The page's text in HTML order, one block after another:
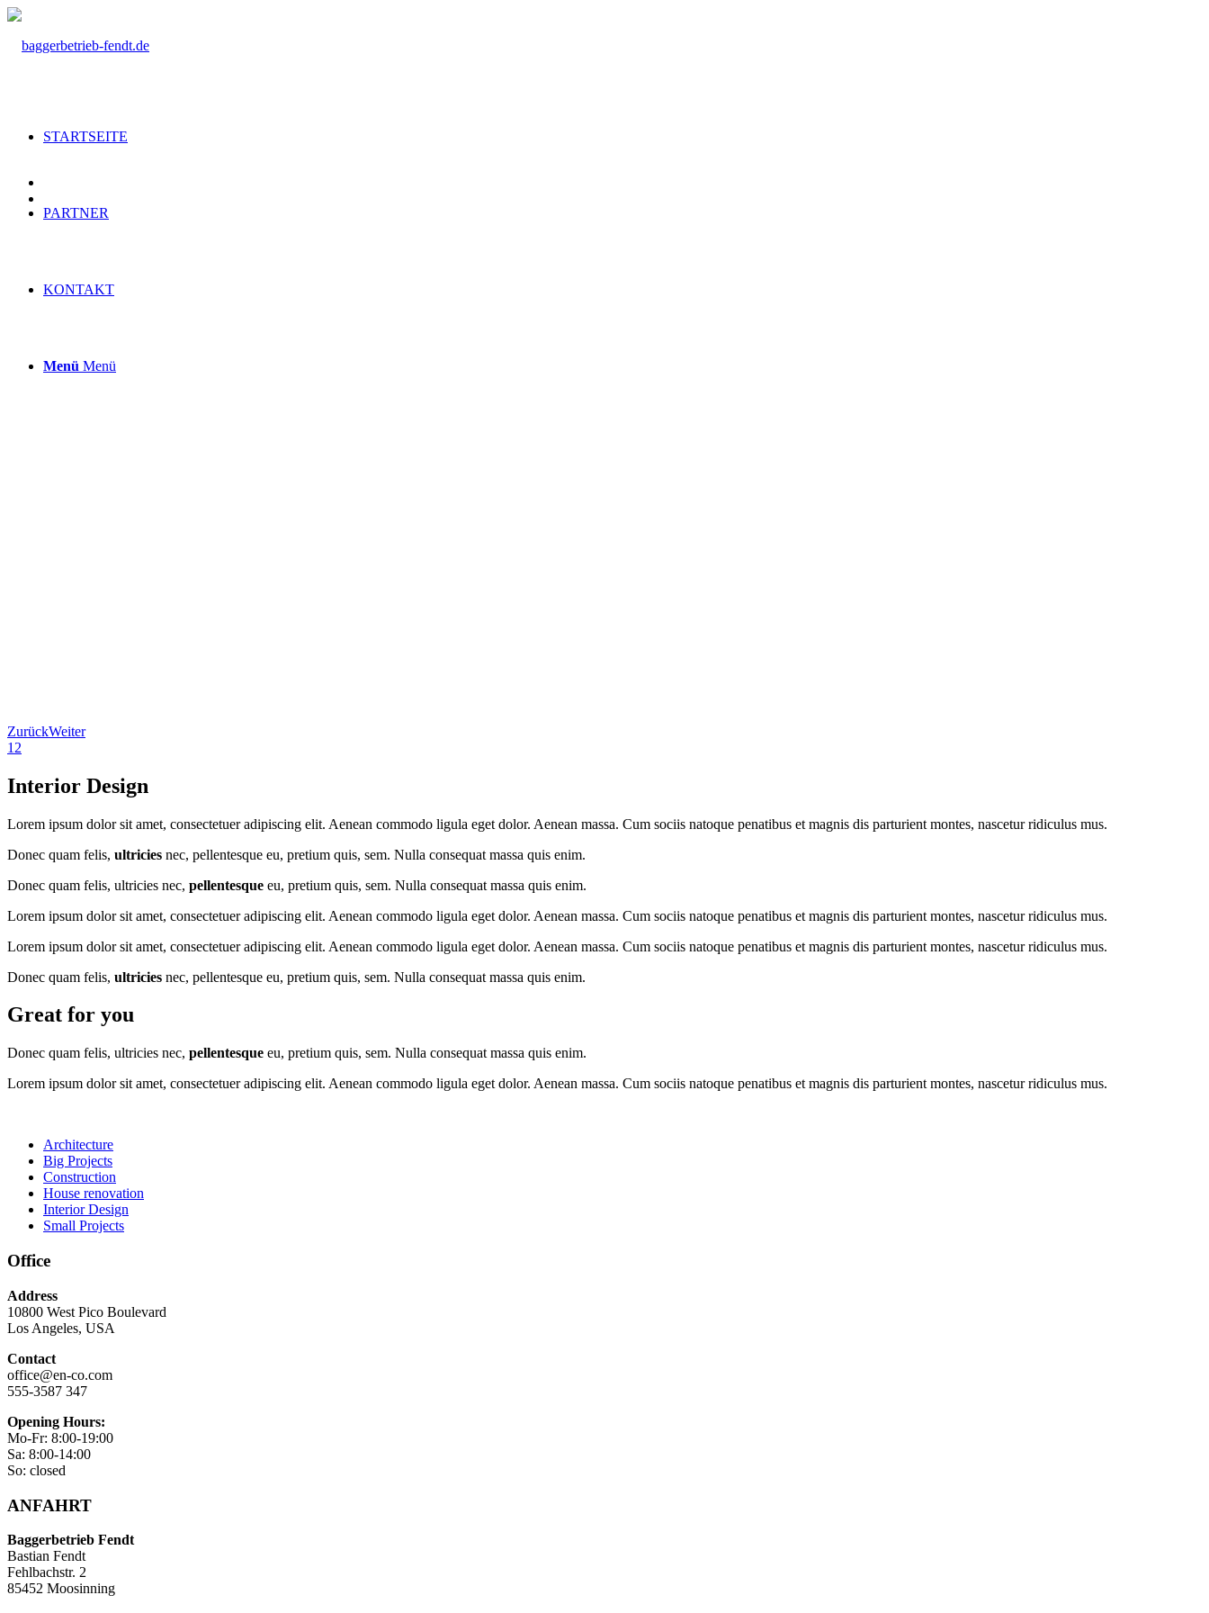
STARTSEITE
PARTNER
KONTAKT
Menü Menü
ZurückWeiter
1 2
Interior Design
Lorem ipsum dolor sit amet, consectetuer adipiscing elit. Aenean commodo ligula eget dolor. Aenean massa. Cum sociis natoque penatibus et magnis dis parturient montes, nascetur ridiculus mus.
Donec quam felis, ultricies nec, pellentesque eu, pretium quis, sem. Nulla consequat massa quis enim.
Donec quam felis, ultricies nec, pellentesque eu, pretium quis, sem. Nulla consequat massa quis enim.
Lorem ipsum dolor sit amet, consectetuer adipiscing elit. Aenean commodo ligula eget dolor. Aenean massa. Cum sociis natoque penatibus et magnis dis parturient montes, nascetur ridiculus mus.
Lorem ipsum dolor sit amet, consectetuer adipiscing elit. Aenean commodo ligula eget dolor. Aenean massa. Cum sociis natoque penatibus et magnis dis parturient montes, nascetur ridiculus mus.
Donec quam felis, ultricies nec, pellentesque eu, pretium quis, sem. Nulla consequat massa quis enim.
Great for you
Donec quam felis, ultricies nec, pellentesque eu, pretium quis, sem. Nulla consequat massa quis enim.
Lorem ipsum dolor sit amet, consectetuer adipiscing elit. Aenean commodo ligula eget dolor. Aenean massa. Cum sociis natoque penatibus et magnis dis parturient montes, nascetur ridiculus mus.
Architecture
Big Projects
Construction
House renovation
Interior Design
Small Projects
Office
Address
10800 West Pico Boulevard
Los Angeles, USA
Contact
office@en-co.com
555-3587 347
Opening Hours:
Mo-Fr: 8:00-19:00
Sa: 8:00-14:00
So: closed
ANFAHRT
Baggerbetrieb Fendt
Bastian Fendt
Fehlbachstr. 2
85452 Moosinning